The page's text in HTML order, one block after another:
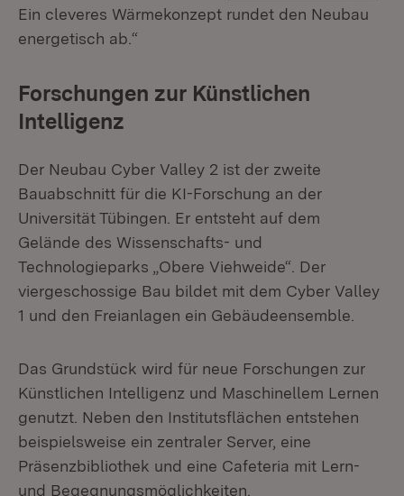
Ein cleveres Wärmekonzept rundet den Neubau
energetisch ab.“
Forschungen zur Künstlichen
Intelligenz
Der Neubau Cyber Valley 2 ist der zweite
Bauabschnitt für die KI-Forschung an der
Universität Tübingen. Er entsteht auf dem
Gelände des Wissenschafts- und
Technologieparks „Obere Viehweide“. Der
viergeschossige Bau bildet mit dem Cyber Valley
1 und den Freianlagen ein Gebäudeensemble.
Das Grundstück wird für neue Forschungen zur
Künstlichen Intelligenz und Maschinellem Lernen
genutzt. Neben den Institutsflächen entstehen
beispielsweise ein zentraler Server, eine
Präsenzbibliothek und eine Cafeteria mit Lern-
und Begegnungsmöglichkeiten.